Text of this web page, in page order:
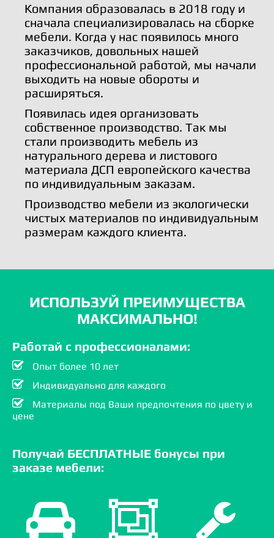
Компания образовалась в 2018 году и
сначала специализировалась на сборке
мебели. Когда у нас появилось много
заказчиков, довольных нашей
профессиональной работой, мы начали
выходить на новые обороты и
расширяться.
Появилась идея организовать
собственное производство. Так мы
стали производить мебель из
натурального дерева и листового
материала ДСП европейского качества
по индивидуальным заказам.
Производство мебели из экологически
чистых материалов по индивидуальным
размерам каждого клиента.
ИСПОЛЬЗУЙ ПРЕИМУЩЕСТВА
МАКСИМАЛЬНО!
Работай с профессионалами:
Опыт более 10 лет
Индивидуально для каждого
Материалы под Ваши предпочтения по цвету и
цене
Получай БЕСПЛАТНЫЕ бонусы при
заказе мебели: